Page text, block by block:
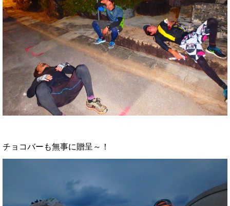
チョコバーも無事に贈呈～！